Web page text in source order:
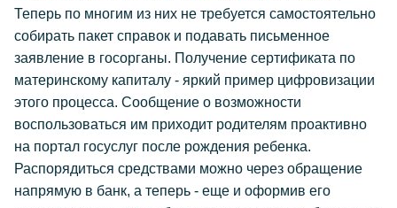
Теперь по многим из них не требуется самостоятельно
собирать пакет справок и подавать письменное
заявление в госорганы. Получение сертификата по
материнскому капиталу - яркий пример цифровизации
этого процесса. Сообщение о возможности
воспользоваться им приходит родителям проактивно
на портал госуслуг после рождения ребенка.
Распорядиться средствами можно через обращение
напрямую в банк, а теперь - еще и оформив его